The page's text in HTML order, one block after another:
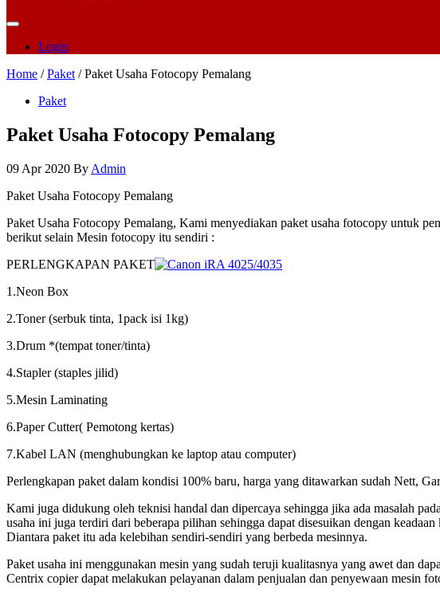
Login
Home /Paket / Paket Usaha Fotocopy Pemalang
Paket
Paket Usaha Fotocopy Pemalang
09 Apr 2020 By Admin
Paket Usaha Fotocopy Pemalang
Paket Usaha Fotocopy Pemalang, Kami menyediakan paket usaha fotocopy untuk
berikut selain Mesin fotocopy itu sendiri :
PERLENGKAPAN PAKET
1.Neon Box
2.Toner (serbuk tinta, 1pack isi 1kg)
3.Drum *(tempat toner/tinta)
4.Stapler (staples jilid)
5.Mesin Laminating
6.Paper Cutter( Pemotong kertas)
7.Kabel LAN (menghubungkan ke laptop atau computer)
Perlengkapan paket dalam kondisi 100% baru, harga yang ditawarkan sudah Nett,
Kami juga didukung oleh teknisi handal dan dipercaya sehingga jika ada masalah
usaha ini juga terdiri dari beberapa pilihan sehingga dapat disesuikan dengan
Diantara paket itu ada kelebihan sendiri-sendiri yang berbeda mesinnya.
Paket usaha ini menggunakan mesin yang sudah teruji kualitasnya yang awet dan
Centrix copier dapat melakukan pelayanan dalam penjualan dan penyewaan mesin